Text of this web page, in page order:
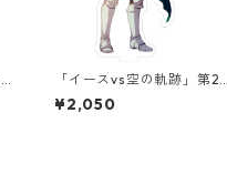
「イースvs空の軌跡」第2弾
オーロラアクリルスタンド
¥2,050